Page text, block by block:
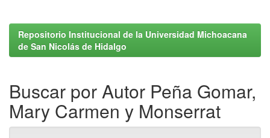
Repositorio Institucional de la Universidad Michoacana
de San Nicolás de Hidalgo
Buscar por Autor Peña Gomar,
Mary Carmen y Monserrat